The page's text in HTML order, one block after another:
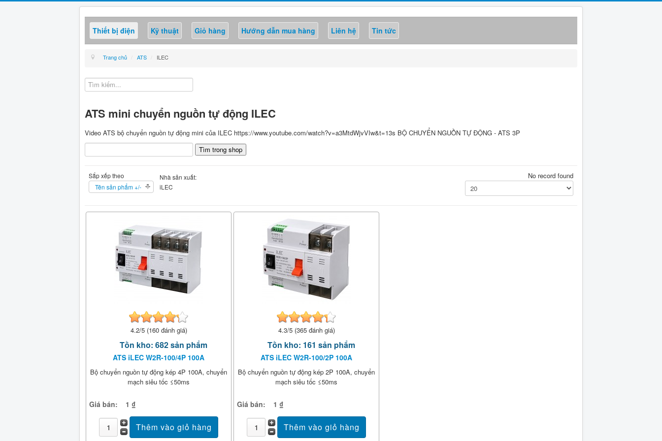
Thiết bị điện Kỹ thuật Giỏ hàng Hướng dẫn mua hàng Liên hệ Tin tức
Trang chủ / ATS / ILEC
ATS mini chuyển nguồn tự động ILEC
Video ATS bộ chuyển nguồn tự động mini của ILEC https://www.youtube.com/watch?v=a3MtdWjvVIw&t=13s BỘ CHUYỂN NGUỒN TỰ ĐỘNG - ATS 3P
Sắp xếp theo
Tên sản phẩm +/-
Nhà sản xuất:
iLEC
No record found
4.2/5 (160 đánh giá)
Tồn kho: 682 sản phẩm
ATS iLEC W2R-100/4P 100A
Bộ chuyển nguồn tự động kép 4P 100A, chuyển
mạch siêu tốc ≤50ms
Giá bán: 1 ₫
4.3/5 (365 đánh giá)
Tồn kho: 161 sản phẩm
ATS iLEC W2R-100/2P 100A
Bộ chuyển nguồn tự động kép 2P 100A, chuyển
mạch siêu tốc ≤50ms
Giá bán: 1 ₫